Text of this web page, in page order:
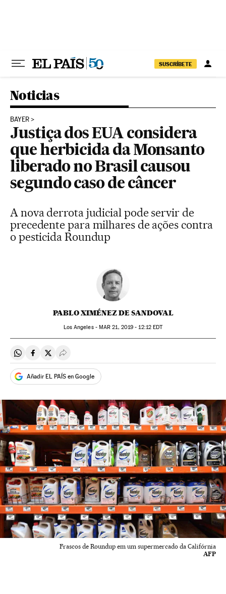
SUSCRÍBETE
Noticias
BAYER
Justiça dos EUA considera
que herbicida da Monsanto
liberado no Brasil causou
segundo caso de câncer
A nova derrota judicial pode servir de
precedente para milhares de ações contra
o pesticida Roundup
PABLO XIMÉNEZ DE SANDOVAL
Los Angeles - MAR 21, 2019 - 12:12 EDT
Compartir en Whatsapp
Compartir en Facebook
Compartir en Twitter
Desplegar Redes Sociales
Añadir EL PAÍS en Google
Frascos de Roundup em um supermercado da Califórnia
AFP